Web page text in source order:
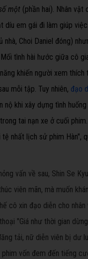
một (phần hai). Nhân vật
díu em gái đi làm giúp
nhà, Choi Daniel đóng)
tình hài hước giữa cô
khiến người xem thích
mỗi tập. Tuy nhiên, đạo
nộ khi xây dựng tình
tai nạn xe ở cuối
tệ nhất lịch sử phim Hàn",
vấn về sau, Shin Se
viên mãn, mà muốn
cô xin đạo diễn cho
"Giá như thời gian
tải, nữ diễn viên bị dư
vốn đem đến tiếng